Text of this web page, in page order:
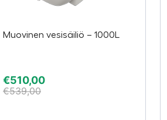
Muovinen vesisäiliö – 1000L
€510,00
€539,00